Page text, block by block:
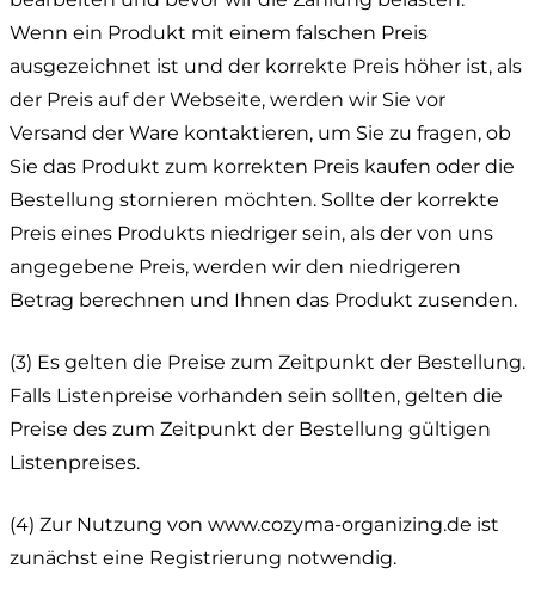
Wenn ein Produkt mit einem falschen Preis
ausgezeichnet ist und der korrekte Preis höher ist, als
der Preis auf der Webseite, werden wir Sie vor
Versand der Ware kontaktieren, um Sie zu fragen, ob
Sie das Produkt zum korrekten Preis kaufen oder die
Bestellung stornieren möchten. Sollte der korrekte
Preis eines Produkts niedriger sein, als der von uns
angegebene Preis, werden wir den niedrigeren
Betrag berechnen und Ihnen das Produkt zusenden.
(3) Es gelten die Preise zum Zeitpunkt der Bestellung.
Falls Listenpreise vorhanden sein sollten, gelten die
Preise des zum Zeitpunkt der Bestellung gültigen
Listenpreises.
(4) Zur Nutzung von www.cozyma-organizing.de ist
zunächst eine Registrierung notwendig.